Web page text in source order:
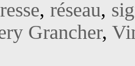
, réseau,
Grancher,